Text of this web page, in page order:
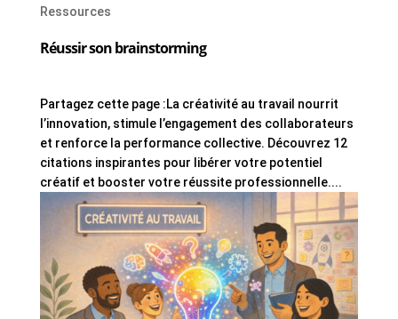
Réussir son brainstorming
Ressources
Partagez cette page :La créativité au travail nourrit
l’innovation, stimule l’engagement des collaborateurs
et renforce la performance collective. Découvrez 12
citations inspirantes pour libérer votre potentiel
créatif et booster votre réussite professionnelle....